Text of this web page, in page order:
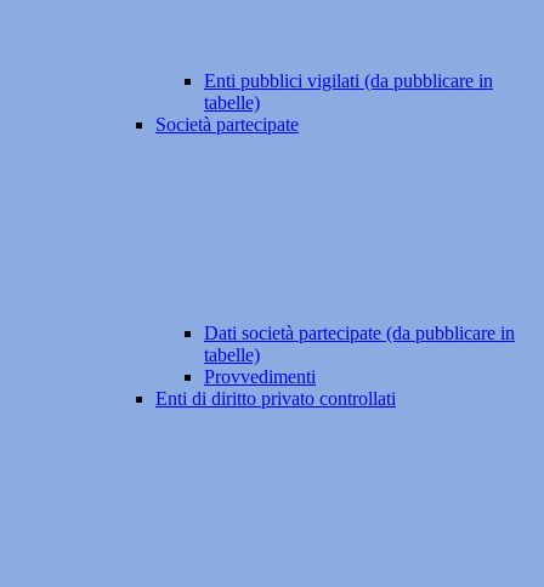
Enti pubblici vigilati (da pubblicare in
tabelle)
Società partecipate
Dati società partecipate (da pubblicare in
tabelle)
Provvedimenti
Enti di diritto privato controllati